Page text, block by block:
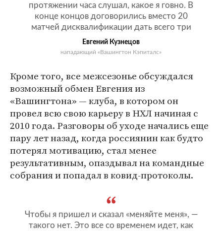
протяжении часа слушал, какое я говно. В
конце концов договорились вместо 20
матчей дисквалификации дать всего три
Евгений Кузнецов
нападающий «Вашингтон Кэпиталс»
Кроме того, все межсезонье обсуждался
возможный обмен Евгения из
«Вашингтона» — клуба, в котором он
провел всю свою карьеру в НХЛ начиная с
2010 года. Разговоры об уходе начались еще
пару лет назад, когда россиянин как будто
потерял мотивацию, стал менее
результативным, опаздывал на командные
собрания и попадал в ковид-протоколы.
Чтобы я пришел и сказал «меняйте меня», —
такого нет. Это все со временем идет, как